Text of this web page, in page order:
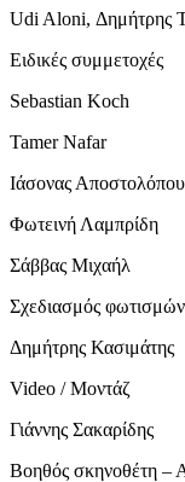
Udi Aloni, Δημήτρης
Ειδικές συμμετοχές
Sebastian Koch
Tamer Nafar
Ιάσονας
Φωτεινή Λαμπρίδη
Σάββας Μιχαήλ
Σχεδιασμός φωτισμών
Δημήτρης Κασιμάτης
Video / Μοντάζ
Γιάννης Σακαρίδης
Βοηθός σκηνοθέτη –